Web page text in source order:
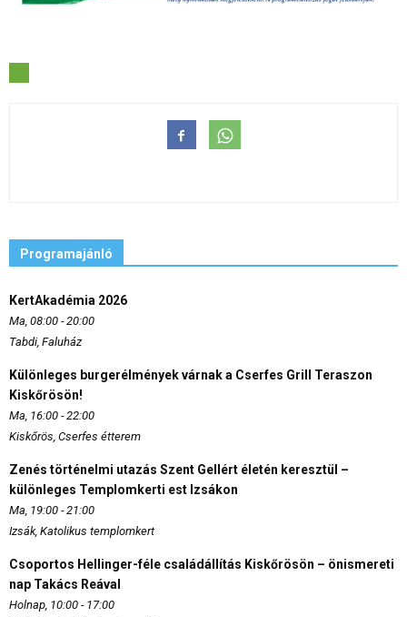
Programajánló
KertAkadémia 2026
Ma, 08:00 - 20:00
Tabdi, Faluház
Különleges burgerélmények várnak a Cserfes Grill Teraszon
Kiskőrösön!
Ma, 16:00 - 22:00
Kiskőrös, Cserfes étterem
Zenés történelmi utazás Szent Gellért életén keresztül –
különleges Templomkerti est Izsákon
Ma, 19:00 - 21:00
Izsák, Katolikus templomkert
Csoportos Hellinger-féle családállítás Kiskőrösön – önismereti
nap Takács Reával
Holnap, 10:00 - 17:00